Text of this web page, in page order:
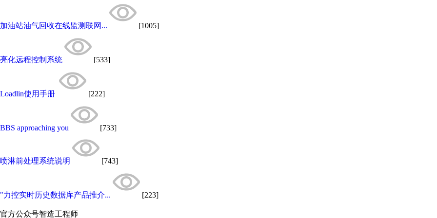
加油站油气回收在线监测联网... [1005]
亮化远程控制系统 [533]
Loadlin使用手册 [222]
BBS approaching you [733]
喷淋前处理系统说明 [743]
"力控实时历史数据库产品推介... [223]
官方公众号智造工程师